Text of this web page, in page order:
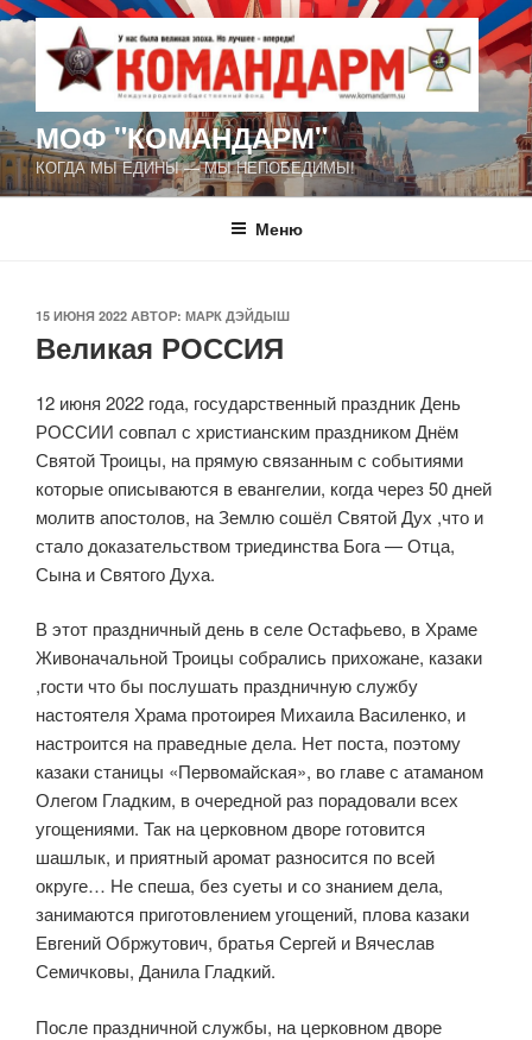
Перейти
к
содержимому
МОФ "КОМАНДАРМ"
КОГДА МЫ ЕДИНЫ — МЫ НЕПОБЕДИМЫ!
Меню
ОПУБЛИКОВАНО
15 ИЮНЯ 2022 АВТОР: МАРК ДЭЙДЫШ
Великая РОССИЯ
12 июня 2022 года, государственный праздник День
РОССИИ совпал с христианским праздником Днём
Святой Троицы, на прямую связанным с событиями
которые описываются в евангелии, когда через 50 дней
молитв апостолов, на Землю сошёл Святой Дух ,что и
стало доказательством триединства Бога — Отца,
Сына и Святого Духа.
В этот праздничный день в селе Остафьево, в Храме
Живоначальной Троицы собрались прихожане, казаки
,гости что бы послушать праздничную службу
настоятеля Храма протоирея Михаила Василенко, и
настроится на праведные дела. Нет поста, поэтому
казаки станицы «Первомайская», во главе с атаманом
Олегом Гладким, в очередной раз порадовали всех
угощениями. Так на церковном дворе готовится
шашлык, и приятный аромат разносится по всей
округе… Не спеша, без суеты и со знанием дела,
занимаются приготовлением угощений, плова казаки
Евгений Обржутович, братья Сергей и Вячеслав
Семичковы, Данила Гладкий.
После праздничной службы, на церковном дворе